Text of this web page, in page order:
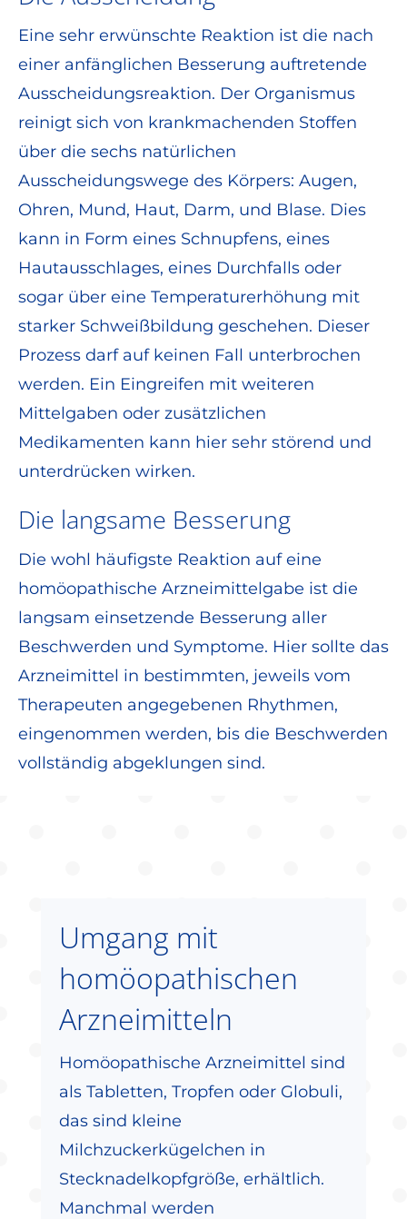
Eine sehr erwünschte Reaktion ist die nach
einer anfänglichen Besserung auftretende
Ausscheidungsreaktion. Der Organismus
reinigt sich von krankmachenden Stoffen
über die sechs natürlichen
Ausscheidungswege des Körpers: Augen,
Ohren, Mund, Haut, Darm, und Blase. Dies
kann in Form eines Schnupfens, eines
Hautausschlages, eines Durchfalls oder
sogar über eine Temperaturerhöhung mit
starker Schweißbildung geschehen. Dieser
Prozess darf auf keinen Fall unterbrochen
werden. Ein Eingreifen mit weiteren
Mittelgaben oder zusätzlichen
Medikamenten kann hier sehr störend und
unterdrücken wirken.
Die langsame Besserung
Die wohl häufigste Reaktion auf eine
homöopathische Arzneimittelgabe ist die
langsam einsetzende Besserung aller
Beschwerden und Symptome. Hier sollte das
Arzneimittel in bestimmten, jeweils vom
Therapeuten angegebenen Rhythmen,
eingenommen werden, bis die Beschwerden
vollständig abgeklungen sind.
Umgang mit
homöopathischen
Arzneimitteln
Homöopathische Arzneimittel sind
als Tabletten, Tropfen oder Globuli,
das sind kleine
Milchzuckerkügelchen in
Stecknadelkopfgröße, erhältlich.
Manchmal werden